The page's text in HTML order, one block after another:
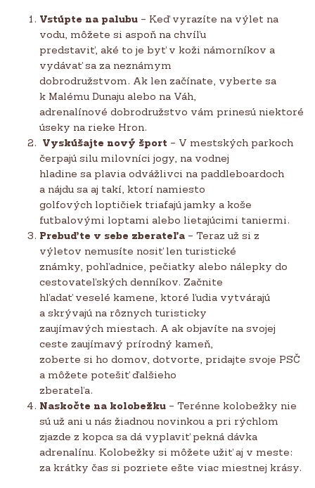
Vstúpte na palubu – Keď vyrazíte na výlet na
vodu, môžete si aspoň na chvíľu
predstaviť, aké to je byť v koži námorníkov a
vydávať sa za neznámym
dobrodružstvom. Ak len začínate, vyberte sa
k Malému Dunaju alebo na Váh,
adrenalínové dobrodružstvo vám prinesú niektoré
úseky na rieke Hron.
Vyskúšajte nový šport – V mestských parkoch
čerpajú silu milovníci jogy, na vodnej
hladine sa plavia odvážlivci na paddleboardoch
a nájdu sa aj takí, ktorí namiesto
golfových loptičiek triafajú jamky a koše
futbalovými loptami alebo lietajúcimi taniermi.
Prebuďte v sebe zberateľa – Teraz už si z
výletov nemusíte nosiť len turistické
známky, pohľadnice, pečiatky alebo nálepky do
cestovateľských denníkov. Začnite
hľadať veselé kamene, ktoré ľudia vytvárajú
a skrývajú na rôznych turisticky
zaujímavých miestach. A ak objavíte na svojej
ceste zaujímavý prírodný kameň,
zoberte si ho domov, dotvorte, pridajte svoje PSČ
a môžete potešiť ďalšieho
zberateľa.
Naskočte na kolobežku – Terénne kolobežky nie
sú už ani u nás žiadnou novinkou a pri rýchlom
zjazde z kopca sa dá vyplaviť pekná dávka
adrenalínu. Kolobežky si môžete užiť aj v meste:
za krátky čas si pozriete ešte viac miestnej krásy.